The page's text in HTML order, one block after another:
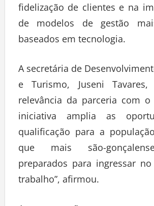
fidelização de clientes e na
de modelos de gestão
baseados em tecnologia.
A secretária de
e Turismo, Juseni
relevância da parceria com o
iniciativa amplia as
qualificação para a
que mais são-
preparados para ingressar
trabalho”, afirmou.